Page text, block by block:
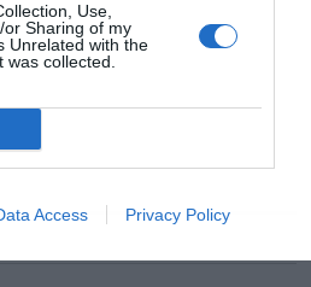
Use,
Sharing of my
Unrelated with the
collected.
Access Privacy Policy